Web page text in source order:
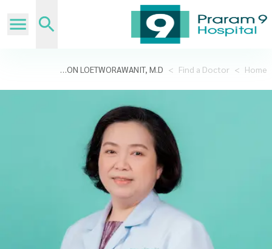
Home
>
Find a Doctor
>
RATCHANIKON LOETWORAWANIT, M.D.